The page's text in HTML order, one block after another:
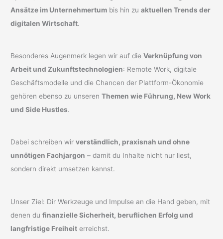
Ansätze im Unternehmertum bis hin zuaktuellen Trends der
digitalen Wirtschaft.
Besonderes Augenmerk legen wir auf dieVerknüpfung von
Arbeit und Zukunftstechnologien: Remote Work, digitale
Geschäftsmodelle und die Chancen der Plattform-Ökonomie
gehören ebenso zu unserenThemen wie Führung, New Work
und Side Hustles.
Dabei schreiben wirverständlich, praxisnah und ohne
unnötigen Fachjargon – damit du Inhalte nicht nur liest,
sondern direkt umsetzen kannst.
Unser Ziel: Dir Werkzeuge und Impulse an die Hand geben, mit
denen dufinanzielle Sicherheit, beruflichen Erfolg und
langfristige Freiheit erreichst.